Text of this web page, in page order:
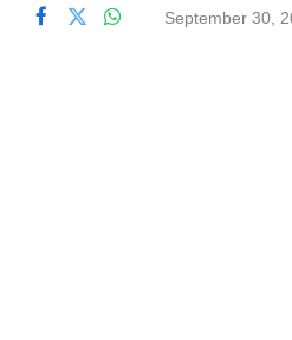
September 30,